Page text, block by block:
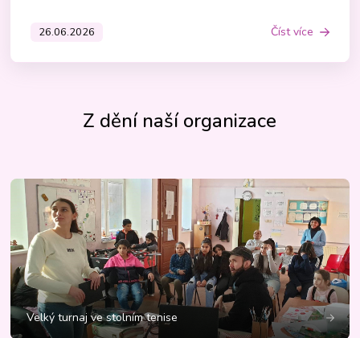
26.06.2026 Číst více
Z dění naší organizace
Velký turnaj ve stolním tenise